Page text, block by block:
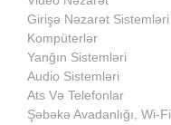
Girişə Nəzarət Sistemləri
Kompüterlər
Yanğın Sistemləri
Audio Sistemləri
Ats Və Telefonlar
Şəbəkə Avadanlığı, Wi-Fi